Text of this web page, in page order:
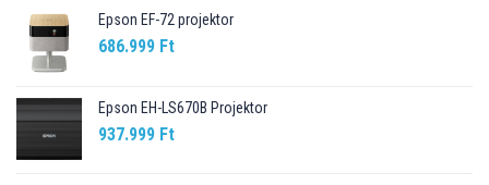
Epson EF-72 projektor
686.999 Ft
Epson EH-LS670B Projektor
937.999 Ft